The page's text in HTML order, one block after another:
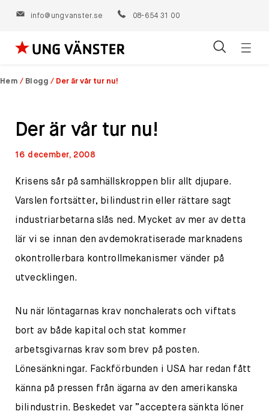
info@ungvanster.se 08-654 31 00
Hoppa
till
Hem / Blogg / Der är vår tur nu!
Der är vår tur nu!
16 december, 2008
Krisens sår på samhällskroppen blir allt djupare.
Varslen fortsätter, bilindustrin eller rättare sagt
industriarbetarna slås ned. Mycket av mer av detta
lär vi se innan den avdemokratiserade marknadens
okontrollerbara kontrollmekanismer vänder på
utvecklingen.
Nu när löntagarnas krav nonchalerats och viftats
bort av både kapital och stat kommer
arbetsgivarnas krav som brev på posten.
Lönesänkningar. Fackförbunden i USA har redan fått
känna på pressen från ägarna av den amerikanska
bilindustrin. Beskedet var ”acceptera sänkta löner